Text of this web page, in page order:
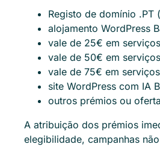
Registo de domínio .PT
alojamento WordPress
vale de 25€ em
vale de 50€ em
vale de 75€ em
site WordPress com IA
outros prémios ou
A atribuição dos prémios
elegibilidade, campanhas